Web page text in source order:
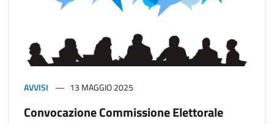
AVVISI 13 MAGGIO 2025
Convocazione Commissione Elettorale